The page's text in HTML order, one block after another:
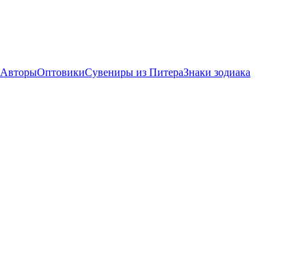
АвторыОптовикиСувениры из ПитераЗнаки зодиака